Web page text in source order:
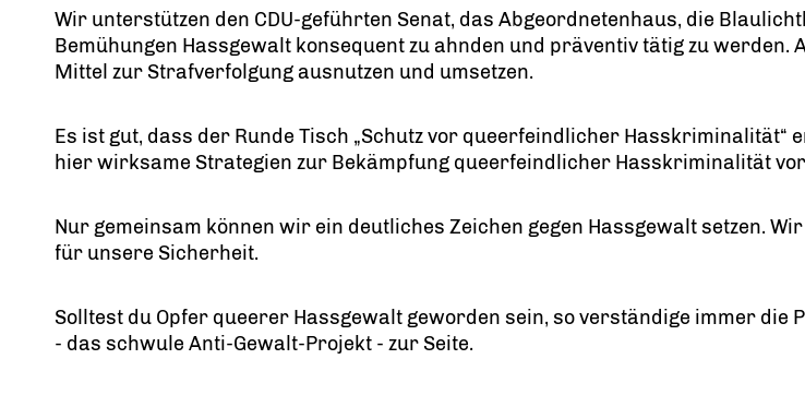
Wir unterstützen den CDU-geführten Senat, das Abgeordnetenhaus, die
Bemühungen Hassgewalt konsequent zu ahnden und präventiv tätig zu
Mittel zur Strafverfolgung ausnutzen und umsetzen.
Es ist gut, dass der Runde Tisch „Schutz vor queerfeindlicher
hier wirksame Strategien zur Bekämpfung queerfeindlicher Hasskriminalität
Nur gemeinsam können wir ein deutliches Zeichen gegen Hassgewalt setzen.
für unsere Sicherheit.
Solltest du Opfer queerer Hassgewalt geworden sein, so verständige immer die
- das schwule Anti-Gewalt-Projekt - zur Seite.